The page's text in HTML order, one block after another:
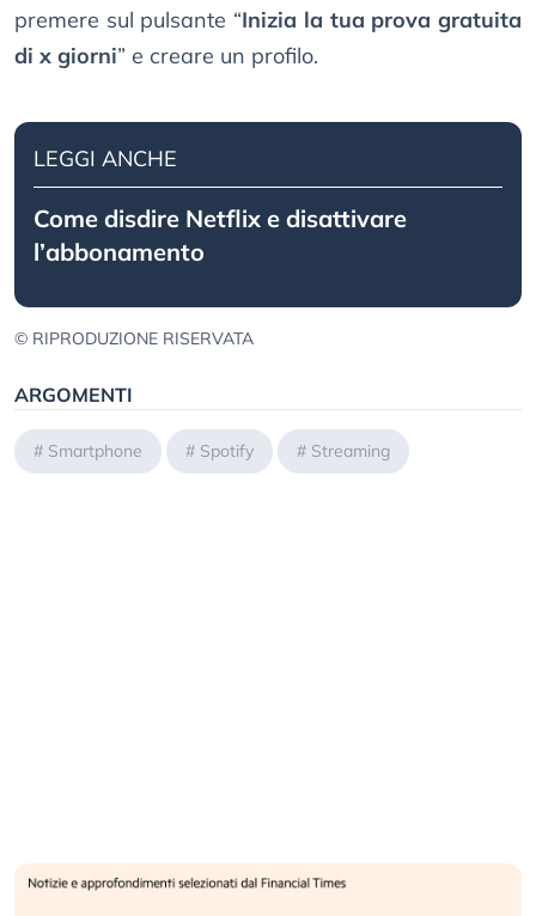
premere sul pulsante “Inizia la tua prova gratuita
di x giorni” e creare un profilo.
LEGGI ANCHE
Come disdire Netflix e disattivare
l’abbonamento
© RIPRODUZIONE RISERVATA
ARGOMENTI
# Smartphone # Spotify # Streaming